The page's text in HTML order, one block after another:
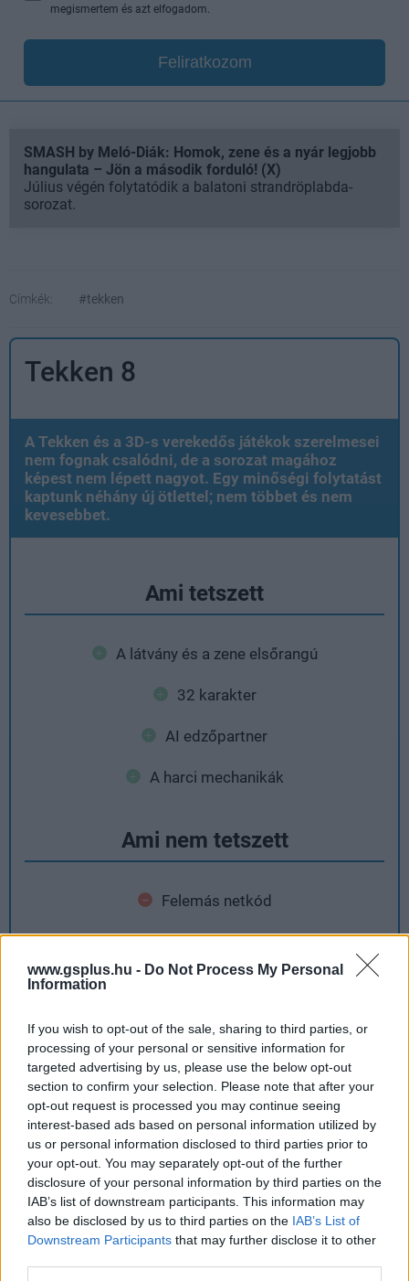
www.gsplus.hu - Do Not Process My Personal
Information
If you wish to opt-out of the sale, sharing to third parties, or
processing of your personal or sensitive information for
targeted advertising by us, please use the below opt-out
section to confirm your selection. Please note that after your
opt-out request is processed you may continue seeing
interest-based ads based on personal information utilized by
us or personal information disclosed to third parties prior to
your opt-out. You may separately opt-out of the further
disclosure of your personal information by third parties on the
IAB’s list of downstream participants. This information may
also be disclosed by us to third parties on the IAB’s List of
Downstream Participants that may further disclose it to other
megismertem és azt elfogadom.
Feliratkozom
SMASH by Meló-Diák: Homok, zene és a nyár legjobb
hangulata – Jön a második forduló! (X)
Július végén folytatódik a balatoni strandröplabda-
sorozat.
Címkék: #tekken
Tekken 8
A Tekken és a 3D-s verekedős játékok szerelmesei
nem fognak csalódni, de a sorozat magához
képest nem lépett nagyot. Egy minőségi folytatást
kaptunk néhány új ötlettel; nem többet és nem
kevesebbet.
Ami tetszett
A látvány és a zene elsőrangú
32 karakter
AI edzőpartner
A harci mechanikák
Ami nem tetszett
Felemás netkód
Az egyjátékos tartalom sokféle, de kevés
Tartalmilag nem kifejezetten innovatív
Hozzászólások